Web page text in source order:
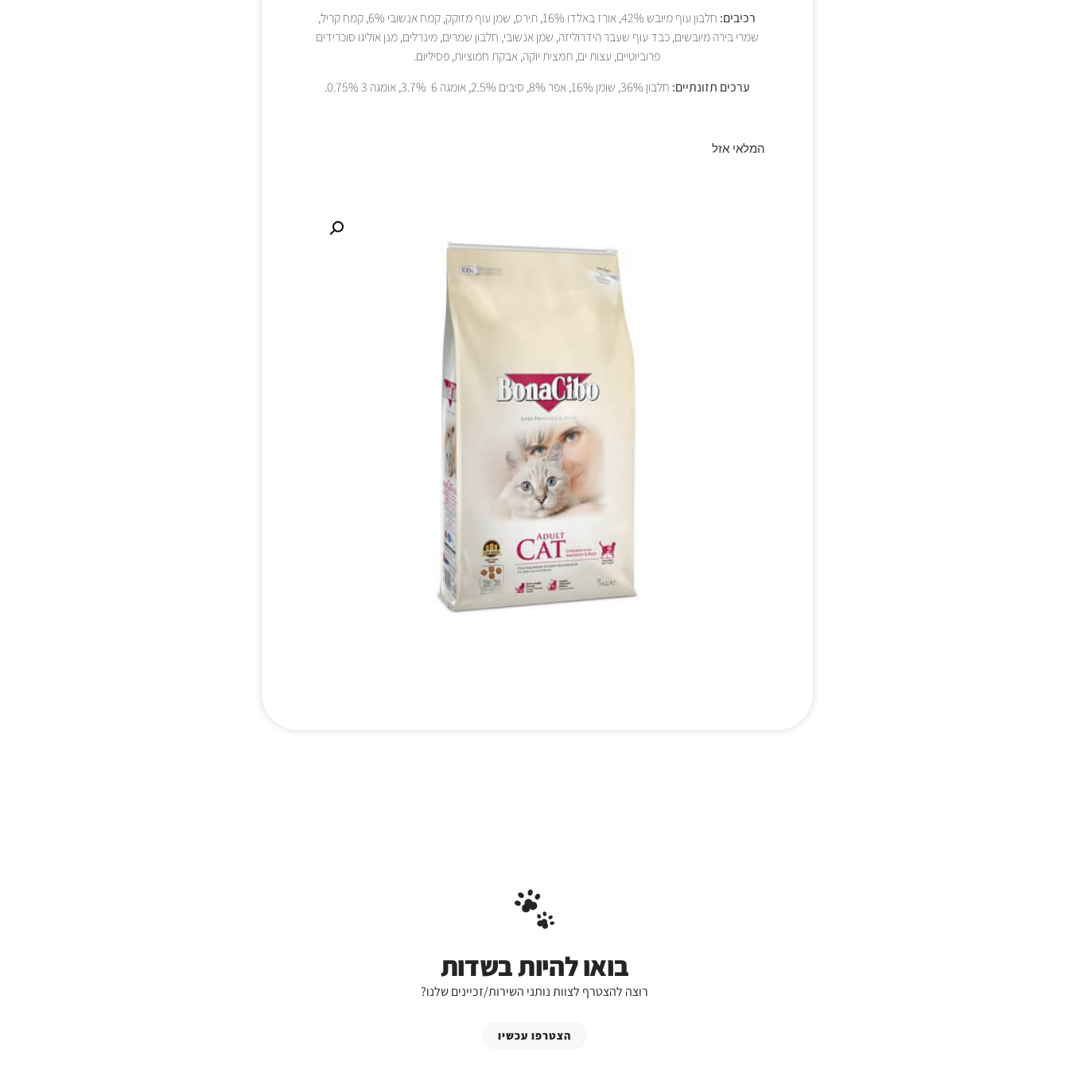
רכיבים:
חלבון עוף מיובש 42%, אורז באלדו 16%, תירס, שמן עוף מזוקק, קמח אנשובי 6%, קמח קריל,
שמרי בירה מיובשים, כבד עוף שעבר הידרוליזה, שמן אנשובי, חלבון שמרים, מינרלים, מנן אוליגו סוכרידים
פרוביוטיים, עצות ים, תמצית יוקה, אבקת חמוציות, פסיליום.
ערכים תזונתיים: חלבון 36%, שומן 16%, אפר 8%, סיבים 2.5%, אומגה 6 3.7%, אומגה 3 0.75%.
המלאי אזל
בואו להיות בשדות
רוצה להצטרף לצוות נותני השירות/זכיינים שלנו?
הצטרפו עכשיו